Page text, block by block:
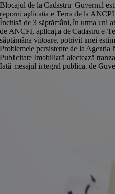
Blocajul de la Cadastru: Guvernul
reporni aplicația e-Terra de la ANCPI
Închisă de 3 săptămâni, în urma uni
de ANCPI, aplicația de Cadastru e-
săptămâna viitoare, potrivit unei
Problemele persistente de la Agenția
Publicitate Imobiliară afectează
Iată mesajul integral publicat de